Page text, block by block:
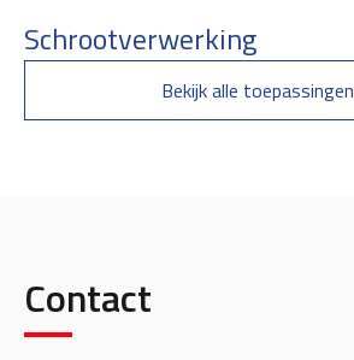
Schrootverwerking
Bekijk alle toepassingen
Contact